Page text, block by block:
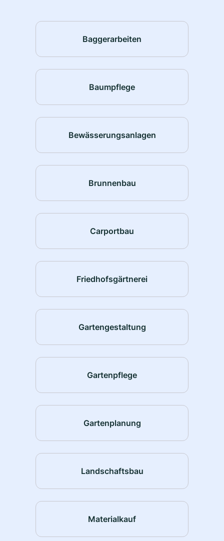
Baggerarbeiten
Baumpflege
Bewässerungsanlagen
Brunnenbau
Carportbau
Friedhofsgärtnerei
Gartengestaltung
Gartenpflege
Gartenplanung
Landschaftsbau
Materialkauf